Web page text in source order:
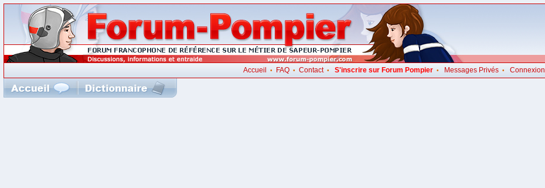
Accueil • FAQ• Contact• S'inscrire sur Forum Pompier• Messages Privés• Connexion